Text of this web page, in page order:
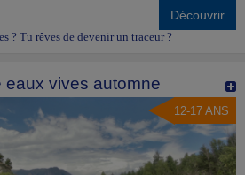
Découvrir
? Tu rêves de devenir un traceur ?
eaux vives automne
12-17 ANS